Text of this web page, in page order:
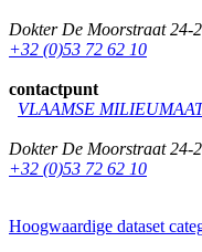
Dokter De Moorstraat 24-
+32 (0)53 72 62 10
contactpunt
VLAAMSE
Dokter De Moorstraat 24-
+32 (0)53 72 62 10
Hoogwaardige dataset